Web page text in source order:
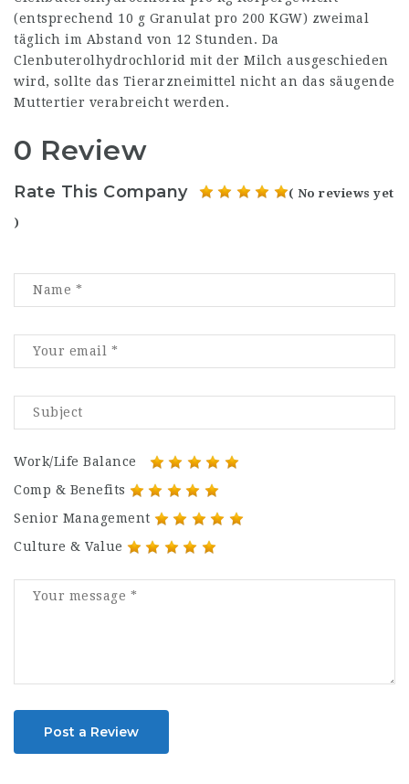
(entsprechend 10 g Granulat pro 200 KGW) zweimal
täglich im Abstand von 12 Stunden. Da
Clenbuterolhydrochlorid mit der Milch ausgeschieden
wird, sollte das Tierarzneimittel nicht an das säugende
Muttertier verabreicht werden.
0 Review
Rate This Company ( No reviews yet
)
Work/Life Balance
Comp & Benefits
Senior Management
Culture & Value
Post a Review